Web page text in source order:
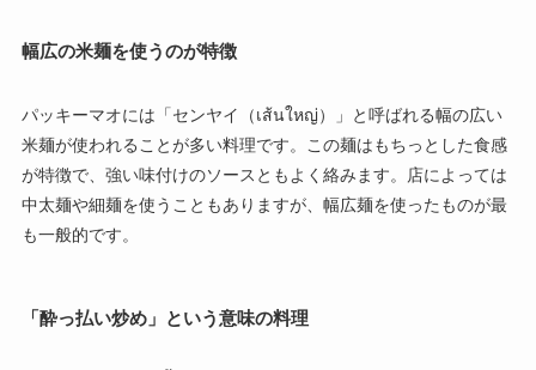
幅広の米麺を使うのが特徴
パッキーマオには「センヤイ（เส้นใหญ่）」と呼ばれる幅の広い
米麺が使われることが多い料理です。この麺はもちっとした食感
が特徴で、強い味付けのソースともよく絡みます。店によっては
中太麺や細麺を使うこともありますが、幅広麺を使ったものが最
も一般的です。
「酔っ払い炒め」という意味の料理